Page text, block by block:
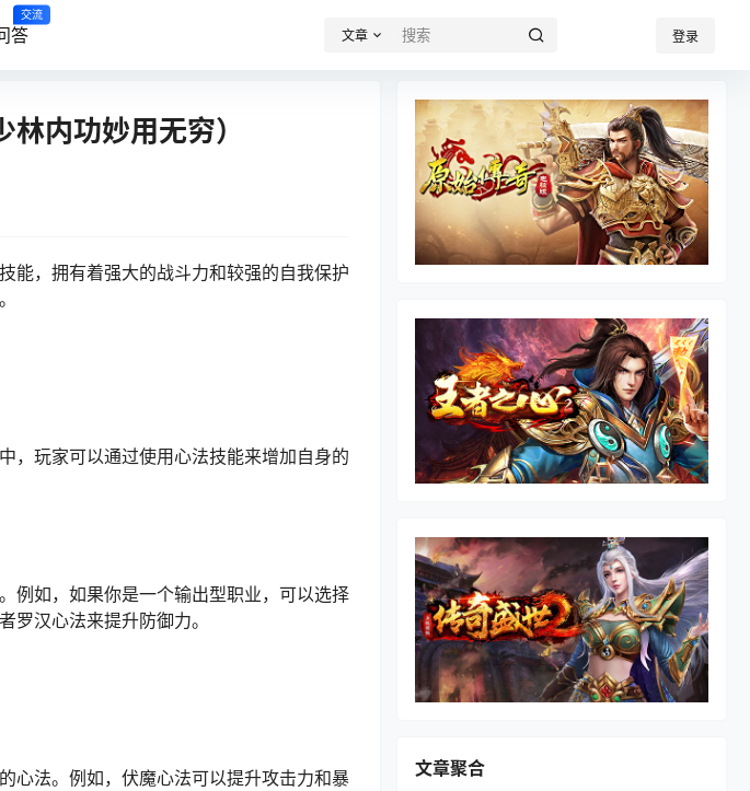
答
交流
文章 登录
内功妙用无穷）
能，拥有着强大的战斗力和较强的自我保护
，玩家可以通过使用心法技能来增加自身的
例如，如果你是一个输出型职业，可以选择
汉心法来提升防御力。
心法。例如，伏魔心法可以提升攻击力和暴
文章聚合